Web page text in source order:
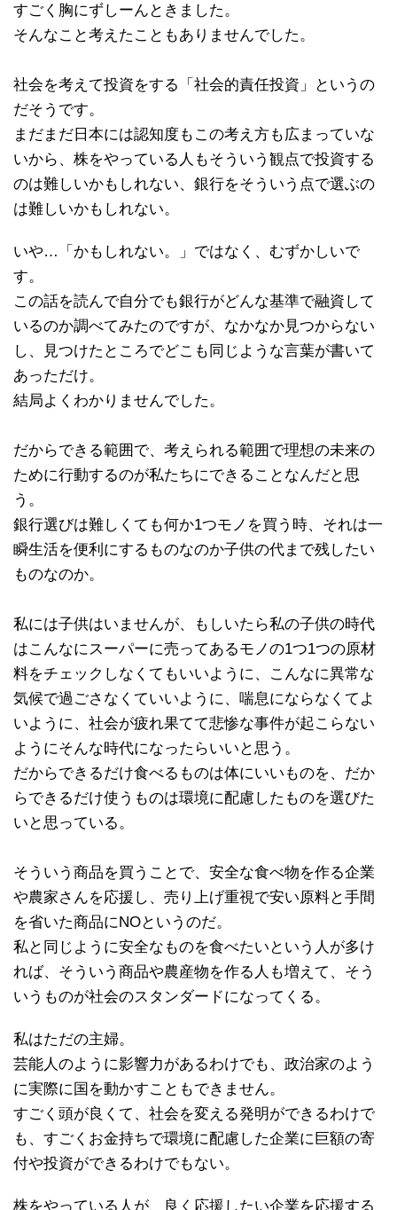
すごく胸にずしーんときました。
そんなこと考えたこともありませんでした。
社会を考えて投資をする「社会的責任投資」というの
だそうです。
まだまだ日本には認知度もこの考え方も広まっていな
いから、株をやっている人もそういう観点で投資する
のは難しいかもしれない、銀行をそういう点で選ぶの
は難しいかもしれない。
いや…「かもしれない。」ではなく、むずかしいで
す。
この話を読んで自分でも銀行がどんな基準で融資して
いるのか調べてみたのですが、なかなか見つからない
し、見つけたところでどこも同じような言葉が書いて
あっただけ。
結局よくわかりませんでした。
だからできる範囲で、考えられる範囲で理想の未来の
ために行動するのが私たちにできることなんだと思
う。
銀行選びは難しくても何か1つモノを買う時、それは一
瞬生活を便利にするものなのか子供の代まで残したい
ものなのか。
私には子供はいませんが、もしいたら私の子供の時代
はこんなにスーパーに売ってあるモノの1つ1つの原材
料をチェックしなくてもいいように、こんなに異常な
気候で過ごさなくていいように、喘息にならなくてよ
いように、社会が疲れ果てて悲惨な事件が起こらない
ようにそんな時代になったらいいと思う。
だからできるだけ食べるものは体にいいものを、だか
らできるだけ使うものは環境に配慮したものを選びた
いと思っている。
そういう商品を買うことで、安全な食べ物を作る企業
や農家さんを応援し、売り上げ重視で安い原料と手間
を省いた商品にNOというのだ。
私と同じように安全なものを食べたいという人が多け
れば、そういう商品や農産物を作る人も増えて、そう
いうものが社会のスタンダードになってくる。
私はただの主婦。
芸能人のように影響力があるわけでも、政治家のよう
に実際に国を動かすこともできません。
すごく頭が良くて、社会を変える発明ができるわけで
も、すごくお金持ちで環境に配慮した企業に巨額の寄
付や投資ができるわけでもない。
株をやっている人が、良く応援したい企業を応援する